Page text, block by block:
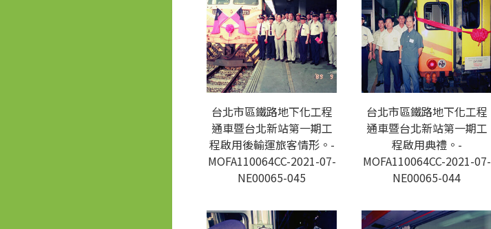
台北市區鐵路地下化工程
通車暨台北新站第一期工
程啟用後輸運旅客情形。-
MOFA110064CC-2021-07-
NE00065-045
台北市區鐵路地下化工程
通車暨台北新站第一期工
程啟用典禮。-
MOFA110064CC-2021-07-
NE00065-044